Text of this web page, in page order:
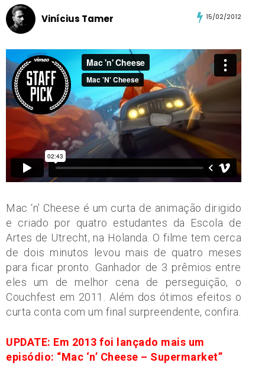
Vinícius Tamer 15/02/2012
Mac ‘n’ Cheese é um curta de animação dirigido
e criado por quatro estudantes da Escola de
Artes de Utrecht, na Holanda. O filme tem cerca
de dois minutos levou mais de quatro meses
para ficar pronto. Ganhador de 3 prêmios entre
eles um de melhor cena de perseguição, o
Couchfest em 2011. Além dos ótimos efeitos o
curta conta com um final surpreendente, confira.
UPDATE: Em 2013 foi lançado mais um
episódio: “Mac ‘n’ Cheese – Supermarket”